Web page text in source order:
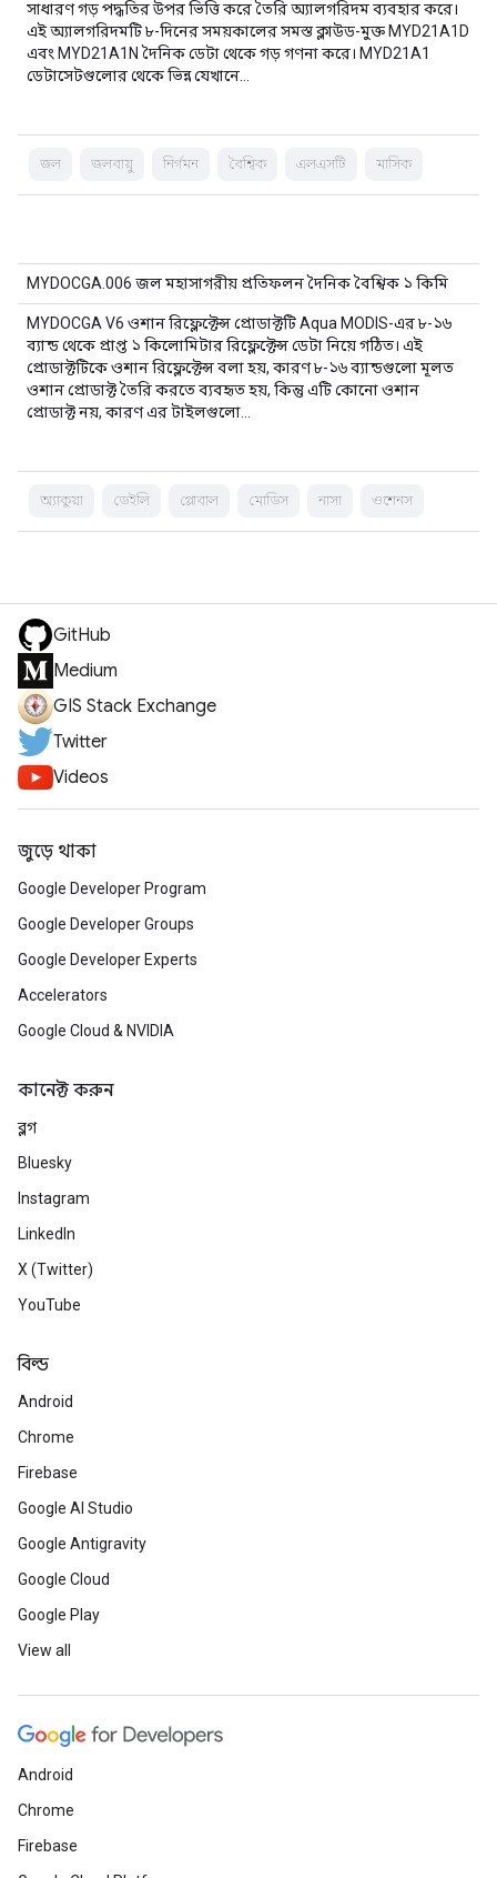
সাধারণ গড় পদ্ধতির উপর ভিত্তি করে তৈরি অ্যালগরিদম ব্যবহার করে।
এই অ্যালগরিদমটি ৮-দিনের সময়কালের সমস্ত ক্লাউড-মুক্ত MYD21A1D
এবং MYD21A1N দৈনিক ডেটা থেকে গড় গণনা করে। MYD21A1
ডেটাসেটগুলোর থেকে ভিন্ন যেখানে…
জল জলবায়ু নির্গমন বৈশ্বিক এলএসটি মাসিক
MYDOCGA.006 জল মহাসাগরীয় প্রতিফলন দৈনিক বৈশ্বিক ১ কিমি
MYDOCGA V6 ওশান রিফ্লেক্টেন্স প্রোডাক্টটি Aqua MODIS-এর ৮-১৬
ব্যান্ড থেকে প্রাপ্ত ১ কিলোমিটার রিফ্লেক্টেন্স ডেটা নিয়ে গঠিত। এই
প্রোডাক্টটিকে ওশান রিফ্লেক্টেন্স বলা হয়, কারণ ৮-১৬ ব্যান্ডগুলো মূলত
ওশান প্রোডাক্ট তৈরি করতে ব্যবহৃত হয়, কিন্তু এটি কোনো ওশান
প্রোডাক্ট নয়, কারণ এর টাইলগুলো…
অ্যাকুয়া ডেইলি গ্লোবাল মোডিস নাসা ওশেনস
GitHub
Medium
GIS Stack Exchange
Twitter
Videos
জুড়ে থাকা
Google Developer Program
Google Developer Groups
Google Developer Experts
Accelerators
Google Cloud & NVIDIA
কানেক্ট করুন
ব্লগ
Bluesky
Instagram
LinkedIn
X (Twitter)
YouTube
বিল্ড
Android
Chrome
Firebase
Google AI Studio
Google Antigravity
Google Cloud
Google Play
View all
Android
Chrome
Firebase